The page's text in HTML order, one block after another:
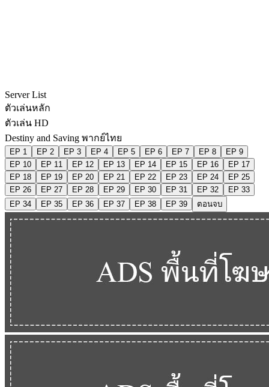
Server List
ตัวเล่นหลัก
ตัวเล่น HD
Destiny and Saving พากย์ไทย
EP 1 EP 2 EP 3 EP 4 EP 5 EP 6 EP 7 EP 8
EP 9
EP 10
EP 11 EP 12 EP 13 EP 14 EP 15 EP 16
EP 17
EP 18
EP 19 EP 20 EP 21 EP 22 EP 23 EP 24
EP 25
EP 26
EP 27 EP 28 EP 29 EP 30 EP 31 EP 32
EP 33
EP 34
EP 35 EP 36 EP 37 EP 38 EP 39 ตอนจบ